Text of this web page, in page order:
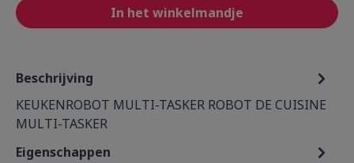
In het winkelmandje
Beschrijving
KEUKENROBOT MULTI-TASKER ROBOT DE CUISINE
MULTI-TASKER
Eigenschappen